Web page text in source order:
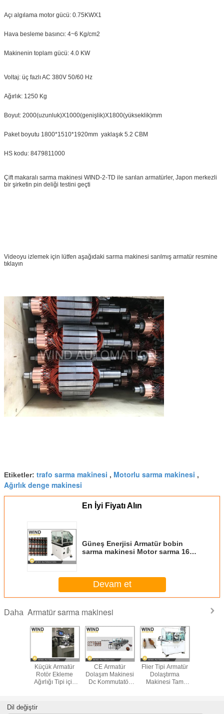
Açı algılama motor gücü: 0.75KWX1
Hava besleme basıncı: 4~6 Kg/cm2
Makinenin toplam gücü: 4.0 KW
Voltaj: üç fazlı AC 380V 50/60 Hz
Ağırlık: 1250 Kg
Boyut: 2000(uzunluk)X1000(genişlik)X1800(yükseklik)mm
Paket boyutu 1800*1510*1920mm yaklaşık 5.2 CBM
HS kodu: 8479811000
Çift makaralı sarma makinesi WIND-2-TD ile sarılan armatürler, Japon merkezli
bir şirketin pin deliği testini geçti
Videoyu izlemek için lütfen aşağıdaki sarma makinesi sarılmış armatür resmine
tıklayın
Etiketler: trafo sarma makinesi , Motorlu sarma makinesi ,
Ağırlık denge makinesi
En İyi Fiyatı Alın
Güneş Enerjisi Armatür bobin
sarma makinesi Motor sarma 16
Devam et
Daha Armatür sarma makinesi
Küçük Armatür
Rotör Ekleme
Ağırlığı Tipi için
CE Armatür
Dolaşım Makinesi
Dc Kommutatör
Flier Tipi Armatür
Dolaştırma
Makinesi Tam
Dil değiştir